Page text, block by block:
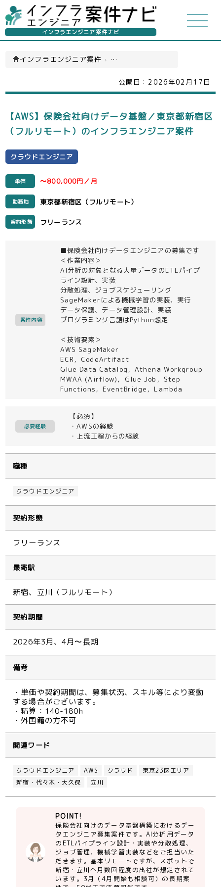
インフラエンジニア案件ナビ
インフラエンジニア案件 › クラウドエンジニア(一覧)
公開日： 2026年02月17日
【AWS】保険会社向けデータ基盤／東京都新宿区
（フルリモート）のインフラエンジニア案件
クラウドエンジニア
単価 〜800,000円／月
勤務地 東京都新宿区（フルリモート）
契約形態 フリーランス
案件内容
■保険会社向けデータエンジニアの募集です
＜作業内容＞
AI分析の対象となる大量データのETLパイプ
ライン設計、実装
分散処理、ジョブスケジューリング
SageMakerによる機械学習の実装、実行
データ保護、データ管理設計、実装
プログラミング言語はPython想定
＜技術要素＞
AWS SageMaker
ECR，CodeArtifact
Glue Data Catalog，Athena Workgroup
MWAA (Airflow)，Glue Job，Step
Functions，EventBridge，Lambda
必要経験
【必須】
・AWSの経験
・上流工程からの経験
職種
クラウドエンジニア
契約形態
フリーランス
最寄駅
新宿、立川（フルリモート）
契約期間
2026年3月、4月〜長期
備考
・単価や契約期間は、募集状況、スキル等により変動
する場合がございます。
・精算：140-180h
・外国籍の方不可
関連ワード
クラウドエンジニア AWS クラウド
東京23区エリア
新宿・代々木・大久保
立川
POINT!
保険会社向けのデータ基盤構築におけるデー
タエンジニア募集案件です。AI分析用データ
のETLパイプライン設計・実装や分散処理、
ジョブ管理、機械学習実装などをご担当いた
だきます。基本リモートですが、スポットで
新宿・立川へ月数回程度の出社が想定されて
います。3月（4月開始も相談可）の長期案